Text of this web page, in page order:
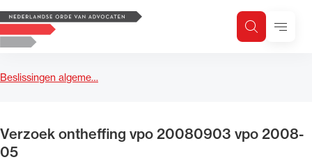
Logo, to the homepage
ZoekenMenu
Beslissingen algeme…
Verzoek ontheffing vpo 20080903 vpo 2008-
05
Zoeken
Zoek op trefwoord